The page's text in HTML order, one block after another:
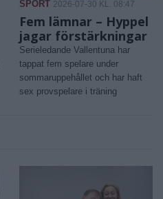
SPORT 2026-07-30 KL. 08:47
Fem lämnar – Hyppel
jagar förstärkningar
Serieledande Vallentuna har
tappat fem spelare under
sommaruppehållet och har haft
sex provspelare i träning